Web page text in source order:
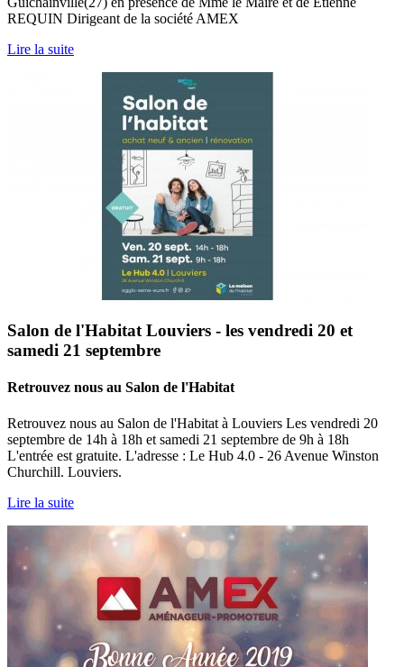
REQUIN Dirigeant de la société AMEX
Lire la suite
Salon de l'Habitat Louviers - les vendredi 20 et
samedi 21 septembre
Retrouvez nous au Salon de l'Habitat
Retrouvez nous au Salon de l'Habitat à Louviers Les vendredi 20
septembre de 14h à 18h et samedi 21 septembre de 9h à 18h
L'entrée est gratuite. L'adresse : Le Hub 4.0 - 26 Avenue Winston
Churchill. Louviers.
Lire la suite